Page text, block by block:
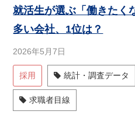
就活生が選ぶ「働きたく
多い会社、1位は？
2026年5月7日
採用 統計・調査データ
求職者目線